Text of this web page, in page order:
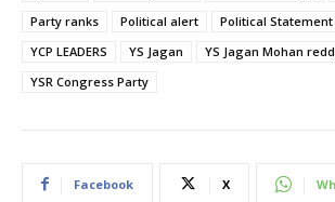
Party ranks
Political alert Political Statement
YCP LEADERS
YS Jagan
YS Jagan Mohan
YSR Congress Party
Facebook X